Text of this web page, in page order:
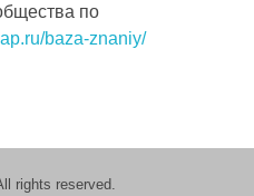
по
baza-znaniy/
rights reserved.